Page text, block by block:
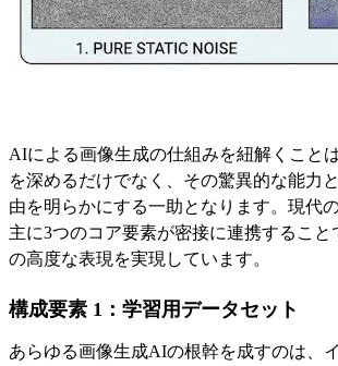
AIによる画像生成の仕組みを紐解くこと
を深めるだけでなく、その驚異的な能力
由を明らかにする一助となります。現代
主に3つのコア要素が密接に連携すること
の高度な表現を実現しています。
構成要素 1：学習用データセット
あらゆる画像生成AIの根幹を成すのは、